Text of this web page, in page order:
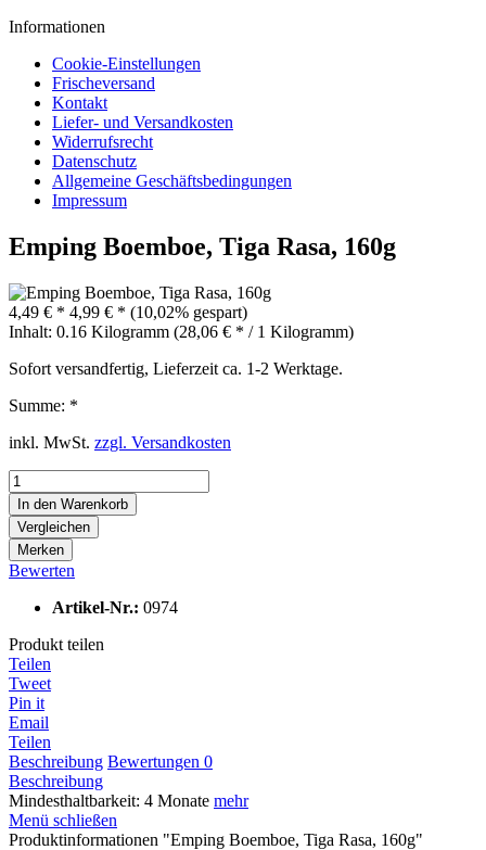
Informationen
Cookie-Einstellungen
Frischeversand
Kontakt
Liefer- und Versandkosten
Widerrufsrecht
Datenschutz
Allgemeine Geschäftsbedingungen
Impressum
Emping Boemboe, Tiga Rasa, 160g
4,49 € * 4,99 € * (10,02% gespart)
Inhalt: 0.16 Kilogramm (28,06 € * / 1 Kilogramm)
Sofort versandfertig, Lieferzeit ca. 1-2 Werktage.
Summe: *
inkl. MwSt. zzgl. Versandkosten
In den Warenkorb
Vergleichen
Merken
Bewerten
Artikel-Nr.: 0974
Produkt teilen
Teilen
Tweet
Pin it
Email
Teilen
Beschreibung Bewertungen 0
Beschreibung
Mindesthaltbarkeit: 4 Monate mehr
Menü schließen
Produktinformationen "Emping Boemboe, Tiga Rasa, 160g"